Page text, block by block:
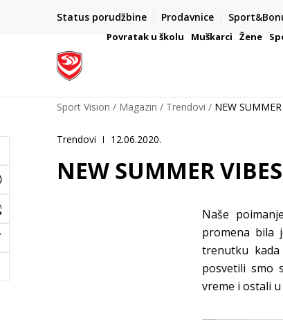
Status porudžbine Prodavnice
VAŽNO OBAVEŠTENJE ZA
Povratak u školu Muškarci Žene
Sport Vision Magazin Trendovi NEW
Trendovi 12.06.2020.
NEW SUMMER
Naše
promena bila
trenutku
posvetili smo
vreme i ostali